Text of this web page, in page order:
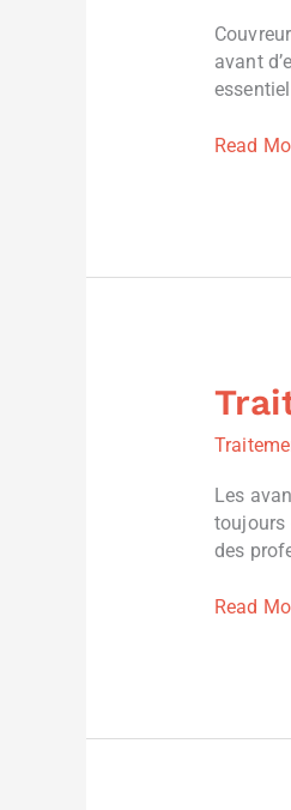
avant
France
Read
Les
toujours
des
toiture
(20167),
France
Read